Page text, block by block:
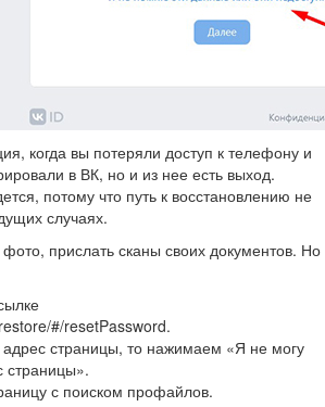
когда вы потеряли доступ к телефону и
в ВК, но и из нее есть выход.
потому что путь к восстановлению не
случаях.
прислать сканы своих документов. Но
#/resetPassword.
страницы, то нажимаем «Я не могу
страницы».
с поиском профайлов.